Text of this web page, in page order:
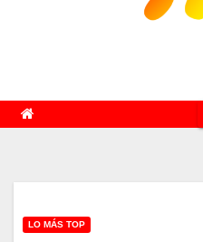
LO MÁS TOP